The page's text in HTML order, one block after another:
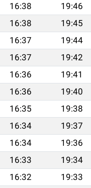
16:38 19:46
16:38 19:45
16:37 19:44
16:37 19:42
16:36 19:41
16:36 19:40
16:35 19:38
16:34 19:37
16:34 19:36
16:33 19:34
16:32 19:33